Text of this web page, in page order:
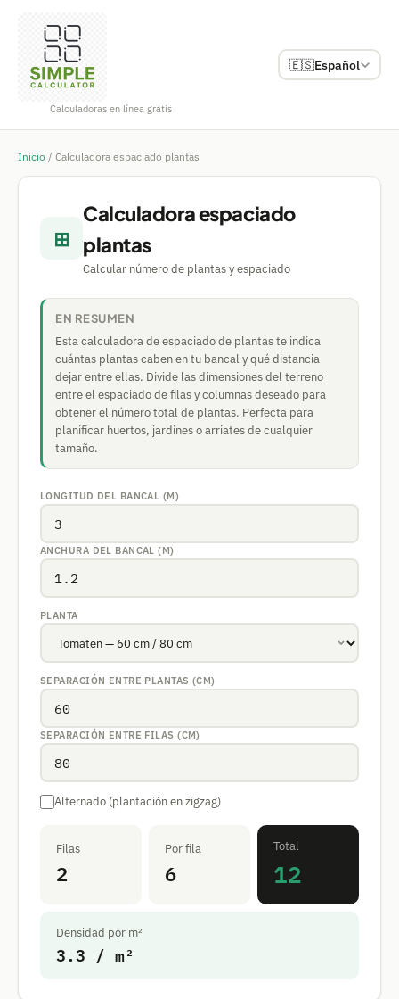
Calculadoras en línea gratis
🇪🇸Español
Inicio / Calculadora espaciado plantas
⊞
Calculadora espaciado
plantas
Calcular número de plantas y espaciado
EN RESUMEN
Esta calculadora de espaciado de plantas te indica
cuántas plantas caben en tu bancal y qué distancia
dejar entre ellas. Divide las dimensiones del terreno
entre el espaciado de filas y columnas deseado para
obtener el número total de plantas. Perfecta para
planificar huertos, jardines o arriates de cualquier
tamaño.
LONGITUD DEL BANCAL (M)
ANCHURA DEL BANCAL (M)
PLANTA
SEPARACIÓN ENTRE PLANTAS (CM)
SEPARACIÓN ENTRE FILAS (CM)
Alternado (plantación en zigzag)
Filas
2
Por fila
6
Total
12
Densidad por m²
3.3 / m²